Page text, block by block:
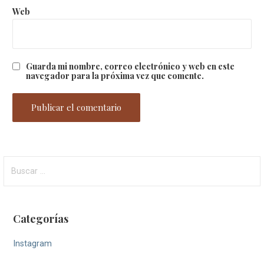
Web
Guarda mi nombre, correo electrónico y web en este
navegador para la próxima vez que comente.
Categorías
Instagram